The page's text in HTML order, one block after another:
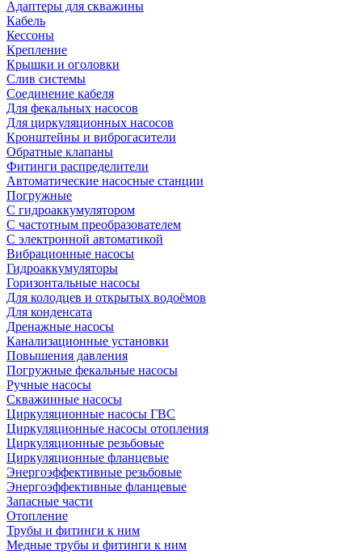
Адаптеры для скважины
Кабель
Кессоны
Крепление
Крышки и оголовки
Слив системы
Соединение кабеля
Для фекальных насосов
Для циркуляционных насосов
Кронштейны и виброгасители
Обратные клапаны
Фитинги распределители
Автоматические насосные станции
Погружные
С гидроаккумулятором
С частотным преобразователем
С электронной автоматикой
Вибрационные насосы
Гидроаккумуляторы
Горизонтальные насосы
Для колодцев и открытых водоёмов
Для конденсата
Дренажные насосы
Канализационные установки
Повышения давления
Погружные фекальные насосы
Ручные насосы
Скважинные насосы
Циркуляционные насосы ГВС
Циркуляционные насосы отопления
Циркуляционные резьбовые
Циркуляционные фланцевые
Энергоэффективные резьбовые
Энергоэффективные фланцевые
Запасные части
Отопление
Трубы и фитинги к ним
Медные трубы и фитинги к ним